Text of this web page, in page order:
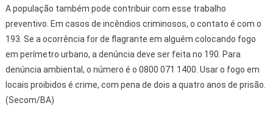
A população também pode contribuir com esse trabalho
preventivo. Em casos de incêndios criminosos, o contato é com o
193. Se a ocorrência for de flagrante em alguém colocando fogo
em perímetro urbano, a denúncia deve ser feita no 190. Para
denúncia ambiental, o número é o 0800 071 1400. Usar o fogo em
locais proibidos é crime, com pena de dois a quatro anos de prisão.
(Secom/BA)